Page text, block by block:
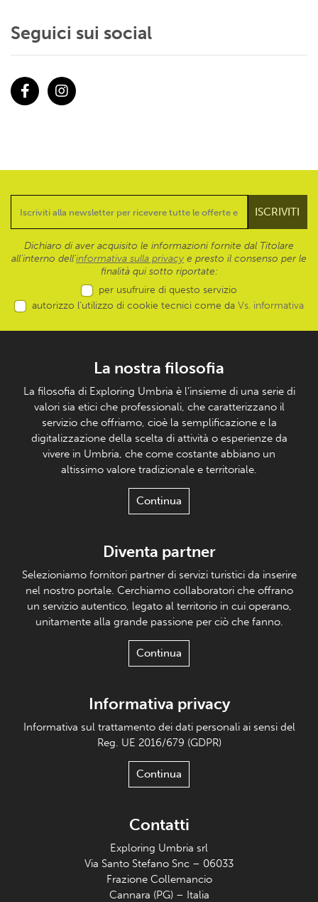
Seguici sui social
Dichiaro di aver acquisito le informazioni fornite dal Titolare
all’interno dell'informativa sulla privacy e presto il consenso per le
finalità qui sotto riportate:
per usufruire di questo servizio
autorizzo l’utilizzo di cookie tecnici come da Vs. informativa
La nostra filosofia
La filosofia di Exploring Umbria è l’insieme di una serie di
valori sia etici che professionali, che caratterizzano il
servizio che offriamo, cioè la semplificazione e la
digitalizzazione della scelta di attività o esperienze da
vivere in Umbria, che come costante abbiano un
altissimo valore tradizionale e territoriale.
Continua
Diventa partner
Selezioniamo fornitori partner di servizi turistici da inserire
nel nostro portale. Cerchiamo collaboratori che offrano
un servizio autentico, legato al territorio in cui operano,
unitamente alla grande passione per ciò che fanno.
Continua
Informativa privacy
Informativa sul trattamento dei dati personali ai sensi del
Reg. UE 2016/679 (GDPR)
Continua
Contatti
Exploring Umbria srl
Via Santo Stefano Snc – 06033
Frazione Collemancio
Cannara (PG) – Italia